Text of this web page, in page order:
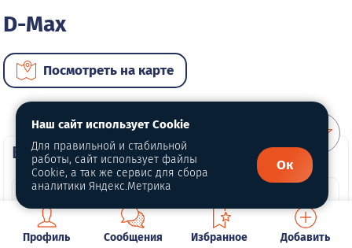
D-Max
Посмотреть на карте
ВИП автомобили
Профиль Сообщения Избранное Добавить
Наш сайт использует Cookie
Для правильной и стабильной
работы, сайт использует файлы
Cookie, а так же сервис для сбора
аналитики Яндекс.Метрика
Ок